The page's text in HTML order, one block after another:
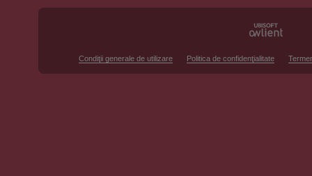
Condiţii generale de utilizare Politica de confidenţialitate